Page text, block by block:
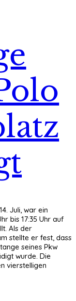
Juli, war ein
bis 17:35 Uhr auf
Als der
stellte er fest, dass
seines Pkw
wurde. Die
vierstelligen